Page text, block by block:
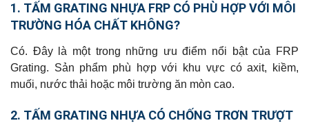
1. TẤM GRATING NHỰA FRP CÓ PHÙ HỢP VỚI MÔI
TRƯỜNG HÓA CHẤT KHÔNG?
Có. Đây là một trong những ưu điểm nổi bật của FRP
Grating. Sản phẩm phù hợp với khu vực có axit, kiềm,
muối, nước thải hoặc môi trường ăn mòn cao.
2. TẤM GRATING NHỰA CÓ CHỐNG TRƠN TRƯỢT